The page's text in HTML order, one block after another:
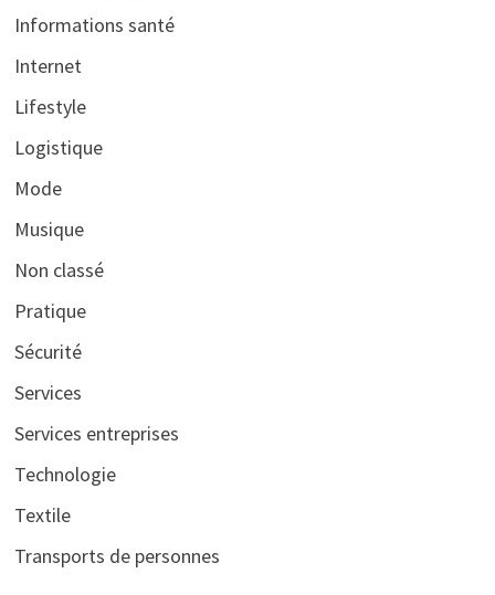
Informations santé
Internet
Lifestyle
Logistique
Mode
Musique
Non classé
Pratique
Sécurité
Services
Services entreprises
Technologie
Textile
Transports de personnes